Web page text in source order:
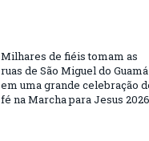
Milhares de fiéis tomam as
ruas de São Miguel do Guamá
em uma grande celebração
fé na Marcha para Jesus